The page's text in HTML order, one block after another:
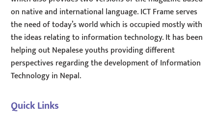
on native and international language. ICT Frame serves
the need of today’s world which is occupied mostly with
the ideas relating to information technology. It has been
helping out Nepalese youths providing different
perspectives regarding the development of Information
Technology in Nepal.
Quick Links